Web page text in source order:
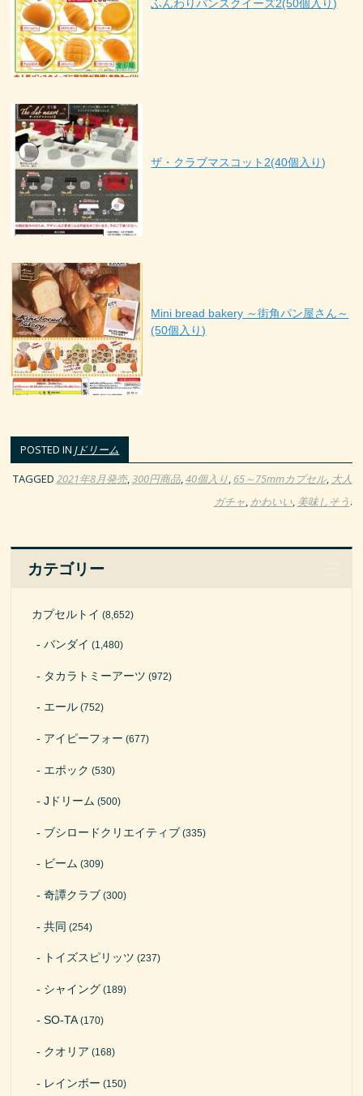
ふんわりパンスクイーズ2(50個入り)
ザ・クラブマスコット2(40個入り)
Mini bread bakery ～街角パン屋さん～
(50個入り)
POSTED INJドリーム
TAGGED 2021年8月発売,300円商品,40個入り, 65～75mmカプセル, 大人
ガチャ, かわいい, 美味しそう.
カテゴリー
カプセルトイ (8,652)
バンダイ (1,480)
タカラトミーアーツ (972)
エール (752)
アイピーフォー (677)
エポック (530)
Jドリーム (500)
ブシロードクリエイティブ (335)
ビーム (309)
奇譚クラブ (300)
共同 (254)
トイズスピリッツ (237)
シャイング (189)
SO-TA(170)
クオリア (168)
レインボー (150)